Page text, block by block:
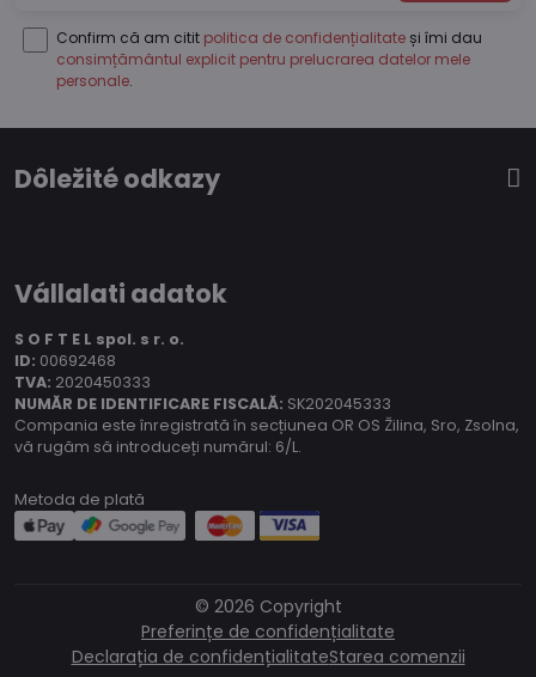
Confirm că am citit politica de confidențialitate și îmi dau
consimțământul explicit pentru prelucrarea datelor mele
personale.
Dôležité odkazy
Vállalati adatok
S O F T E L spol. s r. o.
ID: 00692468
TVA: 2020450333
NUMĂR DE IDENTIFICARE FISCALĂ: SK202045333
Compania este înregistrată în secțiunea OR OS Žilina, Sro, Zsolna,
vă rugăm să introduceți numărul: 6/L.
Metoda de plată
© 2026 Copyright
Preferințe de confidențialitate
Declarația de confidențialitateStarea comenzii